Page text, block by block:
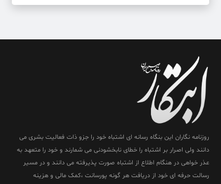
روزنامه نگاران این بنگاه رسانه ای اشتباه خود را جزو ذات فعالیت بشری می
دانند ولی اصرار بر اشتباه را خطای نابخشودنی می شمارند و خود را متعهد به
عذر خواهی در هنگام اطلاع از اشتباه صورت پذیرفته می دانند و در مسیر
رسالت حرفه ای خود از دریافت هر گونه پورسانت ،کمک مالی و هزینه